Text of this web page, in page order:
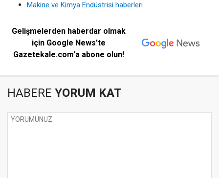
Makine ve Kimya Endüstrisi haberleri
Gelişmelerden haberdar olmak
için Google News'te
Gazetekale.com'a abone olun!
HABERE YORUM KAT